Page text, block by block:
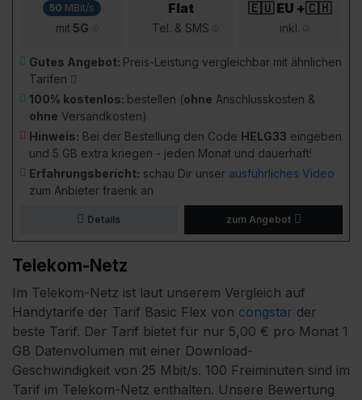
50 MBit/s
mit5G
Flat
Tel. & SMS
🇪🇺 EU +🇨🇭
inkl.
Gutes Angebot: Preis-Leistung vergleichbar mit ähnlichen
Tarifen
100% kostenlos: bestellen (ohne Anschlusskosten &
ohne Versandkosten)
Hinweis: Bei der Bestellung den Code HELG33 eingeben
und 5 GB extra kriegen - jeden Monat und dauerhaft!
Erfahrungsbericht: schau Dir unser ausführliches Video
zum Anbieter fraenk an
Details zum Angebot
Telekom-Netz
Im Telekom-Netz ist laut unserem Vergleich auf
Handytarife der Tarif Basic Flex von congstar der
beste Tarif. Der Tarif bietet für nur 5,00 € pro Monat 1
GB Datenvolumen mit einer Download-
Geschwindigkeit von 25 Mbit/s. 100 Freiminuten sind im
Tarif im Telekom-Netz enthalten. Unsere Bewertung